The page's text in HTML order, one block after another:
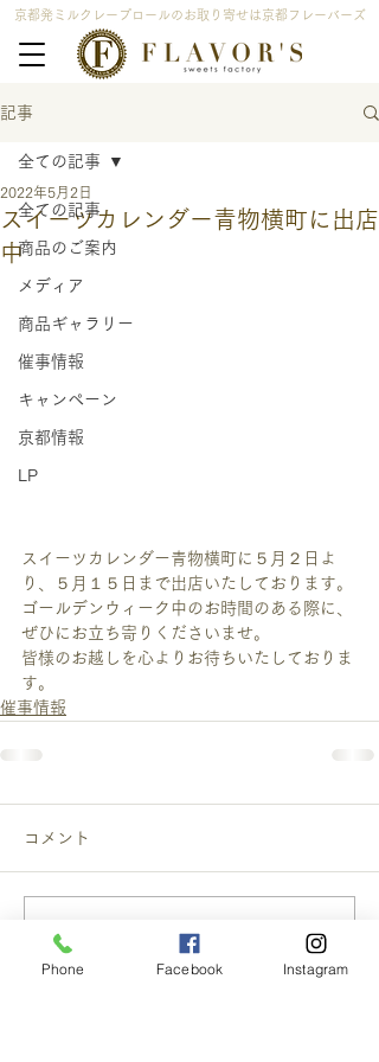
京都発ミルクレープロールのお取り寄せは京都フレーバーズ
記事
全ての記事
商品のご案内
メディア
商品ギャラリー
催事情報
キャンペーン
京都情報
LP
全ての記事
スイーツカレンダー青物横町に出店
中
2022年5月2日
スイーツカレンダー青物横町に５月２日よ
り、５月１５日まで出店いたしております。
ゴールデンウィーク中のお時間のある際に、
ぜひにお立ち寄りくださいませ。
皆様のお越しを心よりお待ちいたしておりま
す。
催事情報
コメント
この投稿へのコメントは利用でき
なくなりました。詳細はサイト所
Phone Facebook Instagram